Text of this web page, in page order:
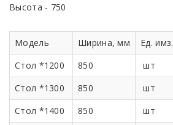
Высота - 750
Модель Ширина, мм Ед. имз.
Стол *1200
850 шт
Стол *1300
850 шт
Стол *1400
850 шт